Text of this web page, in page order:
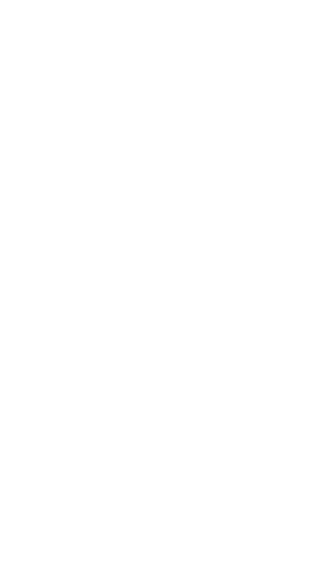
Una falsa alarma
las torres de
a tres camiones